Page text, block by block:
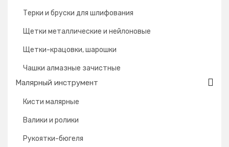
Терки и бруски для шлифования
Щетки металлические и нейлоновые
Щетки-крацовки, шарошки
Чашки алмазные зачистные
Малярный инструмент
Кисти малярные
Валики и ролики
Рукоятки-бюгеля